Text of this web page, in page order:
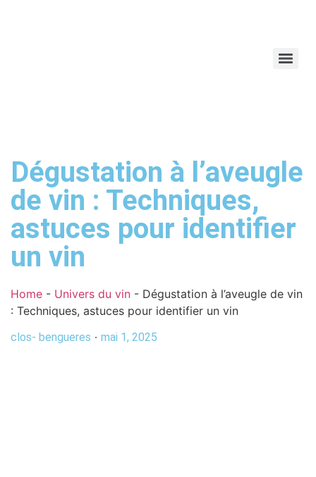
Dégustation à l’aveugle
de vin : Techniques,
astuces pour identifier
un vin
Home - Univers du vin - Dégustation à l’aveugle de vin
: Techniques, astuces pour identifier un vin
clos- bengueres mai 1, 2025